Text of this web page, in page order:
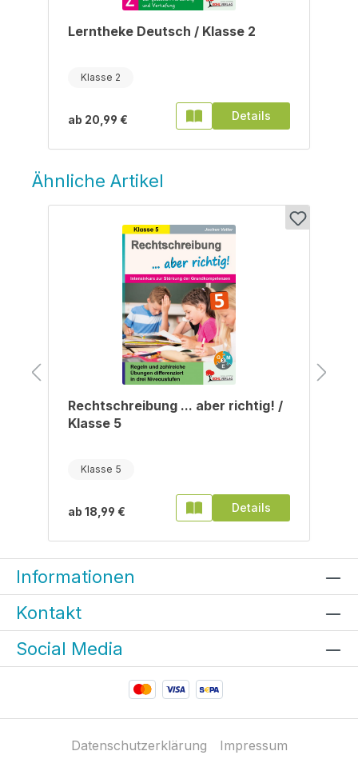
Lerntheke Deutsch / Klasse 2
Klasse 2
ab 20,99 € Details
Ähnliche Artikel
Rechtschreibung ... aber richtig! /
Klasse 5
Klasse 5
ab 18,99 € Details
Informationen
Kontakt
Social Media
Datenschutzerklärung Impressum